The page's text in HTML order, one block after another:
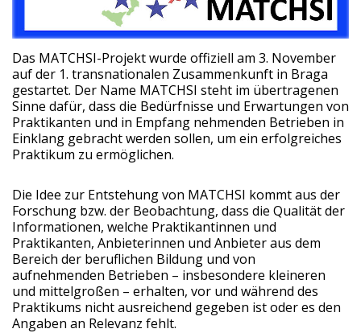
Das MATCHSI-Projekt wurde offiziell am 3. November
auf der 1. transnationalen Zusammenkunft in Braga
gestartet. Der Name MATCHSI steht im übertragenen
Sinne dafür, dass die Bedürfnisse und Erwartungen von
Praktikanten und in Empfang nehmenden Betrieben in
Einklang gebracht werden sollen, um ein erfolgreiches
Praktikum zu ermöglichen.
Die Idee zur Entstehung von MATCHSI kommt aus der
Forschung bzw. der Beobachtung, dass die Qualität der
Informationen, welche Praktikantinnen und
Praktikanten, Anbieterinnen und Anbieter aus dem
Bereich der beruflichen Bildung und von
aufnehmenden Betrieben – insbesondere kleineren
und mittelgroßen – erhalten, vor und während des
Praktikums nicht ausreichend gegeben ist oder es den
Angaben an Relevanz fehlt.